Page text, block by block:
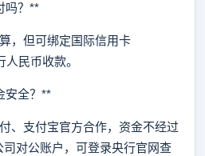
？**
但可绑定国际信用卡
人民币收款。
全？**
支付宝官方合作，资金不经过
对公账户，可登录央行官网查